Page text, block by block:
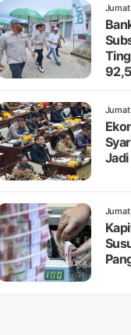
Jadi
Jumat